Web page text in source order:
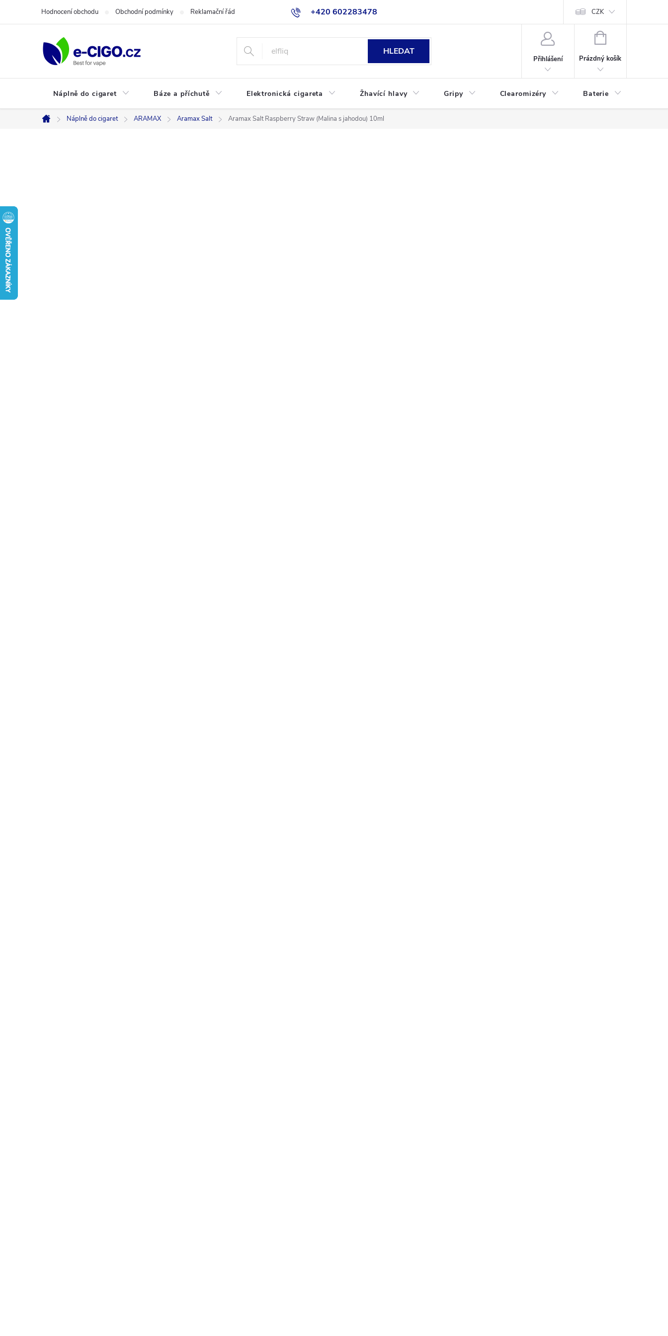
+420 602283478
Hodnocení obchodu Obchodní podmínky Reklamační řád Jak nakupovat CZK
HLEDAT
Přihlášení
NÁKUPNÍ
Prázdný košík
Náplně do cigaret Báze a příchutě Elektronická cigareta Žhavící hlavy Gripy Clearomizéry Baterie
Domů
Náplně do cigaret ARAMAX Aramax Salt Aramax Salt Raspberry Straw (Malina s jahodou) 10ml